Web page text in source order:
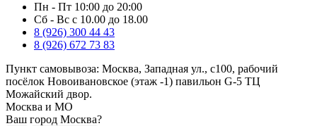
Пн - Пт 10:00 до 20:00
Сб - Вс с 10.00 до 18.00
8 (926) 300 44 43
8 (926) 672 73 83
Пункт самовывоза: Москва, Западная ул., с100, рабочий
посёлок Новоивановское (этаж -1) павильон G-5 ТЦ
Можайский двор.
Москва и МО
Ваш город Москва?